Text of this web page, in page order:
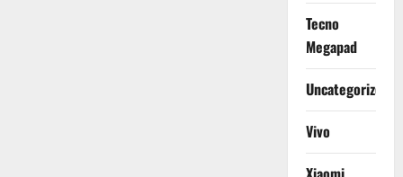
Tecno
Megapad
Uncategorized
Vivo